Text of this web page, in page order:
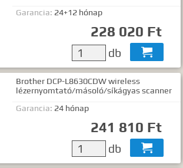
Garancia: 24+12 hónap
228 020 Ft
db 
Brother DCP-L8630CDW wireless
lézernyomtató/másoló/síkágyas scanner
Garancia: 24 hónap
241 810 Ft
db 